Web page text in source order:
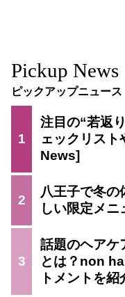
Pickup News
ピックアップニュース
1
注目の“若返
ェックリスト
2
八王子で冬の
しい限定メニ
3
話題のヘアケ
とは？non
トメントを紹